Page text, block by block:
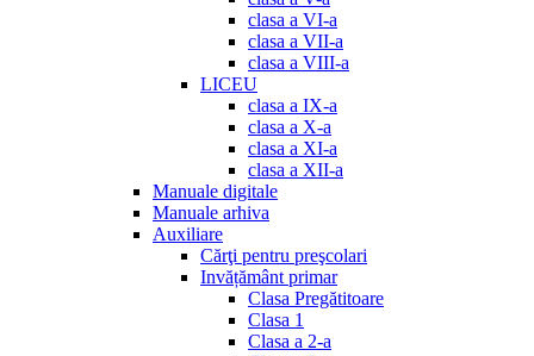
clasa a VI-a
clasa a VII-a
clasa a VIII-a
LICEU
clasa a IX-a
clasa a X-a
clasa a XI-a
clasa a XII-a
Manuale digitale
Manuale arhiva
Auxiliare
Cărţi pentru preşcolari
Invățământ primar
Clasa Pregătitoare
Clasa 1
Clasa a 2-a